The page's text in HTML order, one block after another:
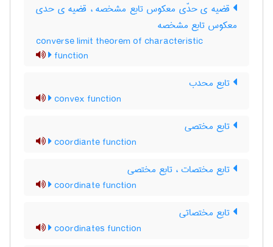
قضیه ی حدّی معکوس تابع مشخصه ، قضیه ی حدی
معکوس تابع مشخصه
converse limit theorem of characteristic
function
تابع محدب
convex function
تابع مختصی
coordiante function
تابع مختصات ، تابع مختصی
coordinate function
تابع مختصاتی
coordinates function